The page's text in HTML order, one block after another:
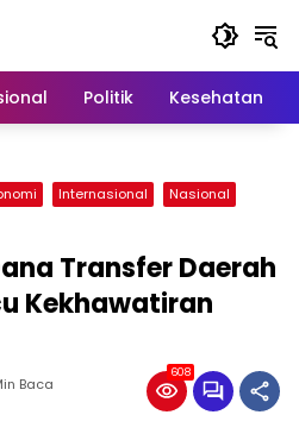
Politik Kesehatan
Internasional
Nasional
Transfer Daerah
Kekhawatiran
Baca
608